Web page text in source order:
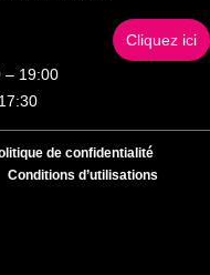
Cliquez ici
– 19:00
de confidentialité
Conditions d’utilisations